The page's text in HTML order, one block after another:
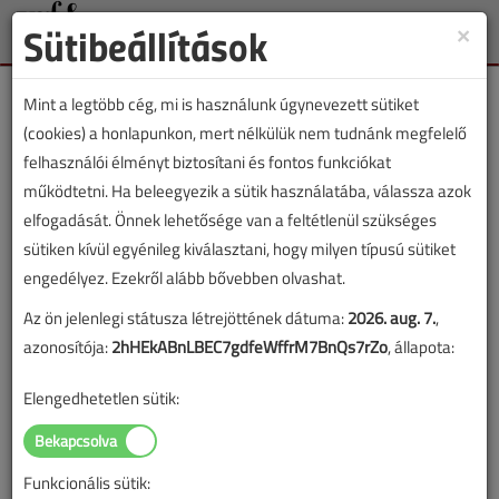
Toggle
Lapszám:
TARTALOM
Épületgépészet HKL
Klímatechnika
Tanulságos történetek
Gombhoz a kabátot
Avagy klímavezetékhez a klímát
2019/9. lapszám
×
Sütibeállítások
Mint a legtöbb cég, mi is használunk úgynevezett sütiket
(cookies) a honlapunkon, mert nélkülük nem tudnánk megfelelő
felhasználói élményt biztosítani és fontos funkciókat
működtetni. Ha beleegyezik a sütik használatába, válassza azok
elfogadását. Önnek lehetősége van a feltétlenül szükséges
sütiken kívül egyénileg kiválasztani, hogy milyen típusú sütiket
engedélyez. Ezekről alább bővebben olvashat.
Az ön jelenlegi státusza létrejöttének dátuma:2026. aug. 7.,
azonosítója:2hHEkABnLBEC7gdfeWffrM7BnQs7rZo, állapota:
Elengedhetetlen sütik:
Funkcionális sütik: